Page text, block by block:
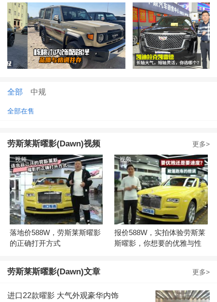
全部 中规
全部在售
劳斯莱斯曜影(Dawn)视频 更多>
视频
落地价588W，劳斯莱斯曜影
的正确打开方式
视频
报价588W，实拍体验劳斯莱
斯曜影，你想要的优雅与性
劳斯莱斯曜影(Dawn)文章 更多>
进口22款曜影 大气外观豪华内饰